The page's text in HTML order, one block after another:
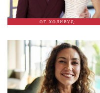
ОТ ХОЛИВУД